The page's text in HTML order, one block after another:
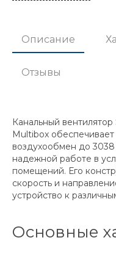
Описание
Отзывы
Канальный
Multibox
воздухообмен до
надежной работе в
помещений. Его
скорость и
устройство к
Основные